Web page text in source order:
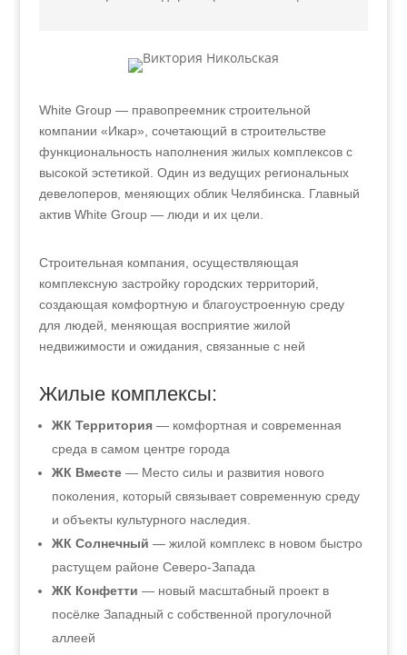
White Group — правопреемник строительной
компании «Икар», сочетающий в строительстве
функциональность наполнения жилых комплексов с
высокой эстетикой. Один из ведущих региональных
девелоперов, меняющих облик Челябинска. Главный
актив White Group — люди и их цели.
Строительная компания, осуществляющая
комплексную застройку городских территорий,
создающая комфортную и благоустроенную среду
для людей, меняющая восприятие жилой
недвижимости и ожидания, связанные с ней
Жилые комплексы:
ЖК Территория— комфортная и современная
среда в самом центре города
ЖК Вместе— Место силы и развития нового
поколения, который связывает современную среду
и объекты культурного наследия.
ЖК Солнечный — жилой комплекс в новом быстро
растущем районе Северо-Запада
ЖК Конфетти — новый масштабный проект в
посёлке Западный с собственной прогулочной
аллеей